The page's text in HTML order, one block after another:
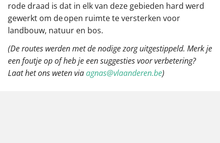
rode draad is dat in elk van deze gebieden hard werd
gewerkt om de open ruimte te versterken voor
landbouw, natuur en bos.
(De routes werden met de nodige zorg uitgestippeld. Merk je
een foutje op of heb je een suggesties voor verbetering?
Laat het ons weten viaagnas@vlaanderen.be)